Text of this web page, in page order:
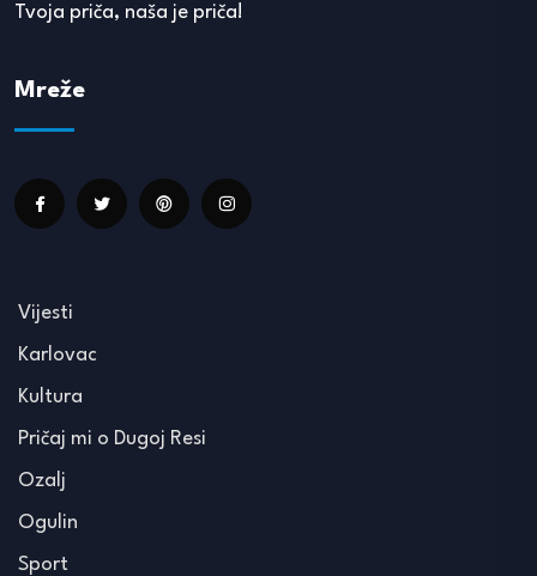
Tvoja priča, naša je priča!
Mreže
Vijesti
Karlovac
Kultura
Pričaj mi o Dugoj Resi
Ozalj
Ogulin
Sport